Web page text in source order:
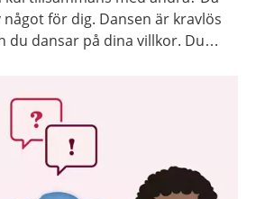
för dig. Dansen är kravlös
Du